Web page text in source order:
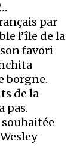
par
l’île de la
favori
borgne.
de la
pas.
souhaitée